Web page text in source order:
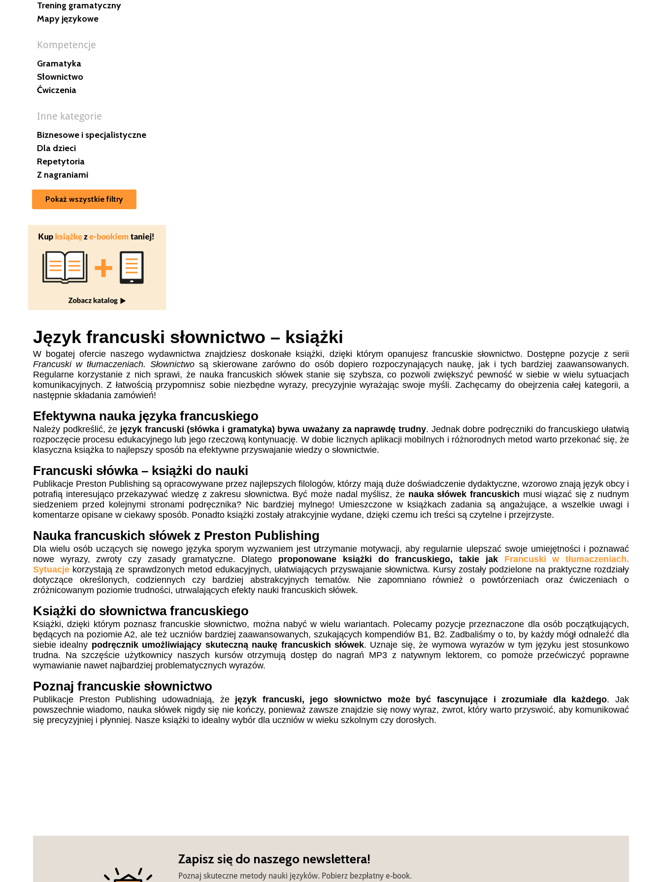
Trening gramatyczny
Mapy językowe
Kompetencje
Gramatyka
Słownictwo
Ćwiczenia
Inne kategorie
Biznesowe i specjalistyczne
Dla dzieci
Repetytoria
Z nagraniami
Pokaż wszystkie filtry
Język francuski słownictwo – książki
W bogatej ofercie naszego wydawnictwa znajdziesz doskonałe książki, dzięki którym opanujesz francuskie słownictwo. Dostępne pozycje z serii
Francuski w tłumaczeniach. Słownictwo są skierowane zarówno do osób dopiero rozpoczynających naukę, jak i tych bardziej zaawansowanych.
Regularne korzystanie z nich sprawi, że nauka francuskich słówek stanie się szybsza, co pozwoli zwiększyć pewność w siebie w wielu sytuacjach
komunikacyjnych. Z łatwością przypomnisz sobie niezbędne wyrazy, precyzyjnie wyrażając swoje myśli. Zachęcamy do obejrzenia całej kategorii, a
następnie składania zamówień!
Efektywna nauka języka francuskiego
Należy podkreślić, że język francuski (słówka i gramatyka) bywa uważany za naprawdę trudny. Jednak dobre podręczniki do francuskiego ułatwią
rozpoczęcie procesu edukacyjnego lub jego rzeczową kontynuację. W dobie licznych aplikacji mobilnych i różnorodnych metod warto przekonać się, że
klasyczna książka to najlepszy sposób na efektywne przyswajanie wiedzy o słownictwie.
Francuski słówka – książki do nauki
Publikacje Preston Publishing są opracowywane przez najlepszych filologów, którzy mają duże doświadczenie dydaktyczne, wzorowo znają język obcy i
potrafią interesująco przekazywać wiedzę z zakresu słownictwa. Być może nadal myślisz, że nauka słówek francuskich musi wiązać się z nudnym
siedzeniem przed kolejnymi stronami podręcznika? Nic bardziej mylnego! Umieszczone w książkach zadania są angażujące, a wszelkie uwagi i
komentarze opisane w ciekawy sposób. Ponadto książki zostały atrakcyjnie wydane, dzięki czemu ich treści są czytelne i przejrzyste.
Nauka francuskich słówek z Preston Publishing
Dla wielu osób uczących się nowego języka sporym wyzwaniem jest utrzymanie motywacji, aby regularnie ulepszać swoje umiejętności i poznawać
nowe wyrazy, zwroty czy zasady gramatyczne. Dlatego proponowane książki do francuskiego, takie jak Francuski w tłumaczeniach.
Sytuacje korzystają ze sprawdzonych metod edukacyjnych, ułatwiających przyswajanie słownictwa. Kursy zostały podzielone na praktyczne rozdziały
dotyczące określonych, codziennych czy bardziej abstrakcyjnych tematów. Nie zapomniano również o powtórzeniach oraz ćwiczeniach o
zróżnicowanym poziomie trudności, utrwalających efekty nauki francuskich słówek.
Książki do słownictwa francuskiego
Książki, dzięki którym poznasz francuskie słownictwo, można nabyć w wielu wariantach. Polecamy pozycje przeznaczone dla osób początkujących,
będących na poziomie A2, ale też uczniów bardziej zaawansowanych, szukających kompendiów B1, B2.Zadbaliśmy o to, by każdy mógł odnaleźć dla
siebie idealny podręcznik umożliwiający skuteczną naukę francuskich słówek. Uznaje się, że wymowa wyrazów w tym języku jest stosunkowo
trudna. Na szczęście użytkownicy naszych kursów otrzymują dostęp do nagrań MP3 z natywnym lektorem, co pomoże przećwiczyć poprawne
wymawianie nawet najbardziej problematycznych wyrazów.
Poznaj francuskie słownictwo
Publikacje Preston Publishing udowadniają, żejęzyk francuski, jego słownictwo może być fascynujące i zrozumiałe dla każdego. Jak
powszechnie wiadomo, nauka słówek nigdy się nie kończy, ponieważ zawsze znajdzie się nowy wyraz, zwrot, który warto przyswoić, aby komunikować
się precyzyjniej i płynniej. Nasze książki to idealny wybór dla uczniów w wieku szkolnym czy dorosłych.
Zapisz się do naszego newslettera!
Poznaj skuteczne metody nauki języków. Pobierz bezpłatny e-book.